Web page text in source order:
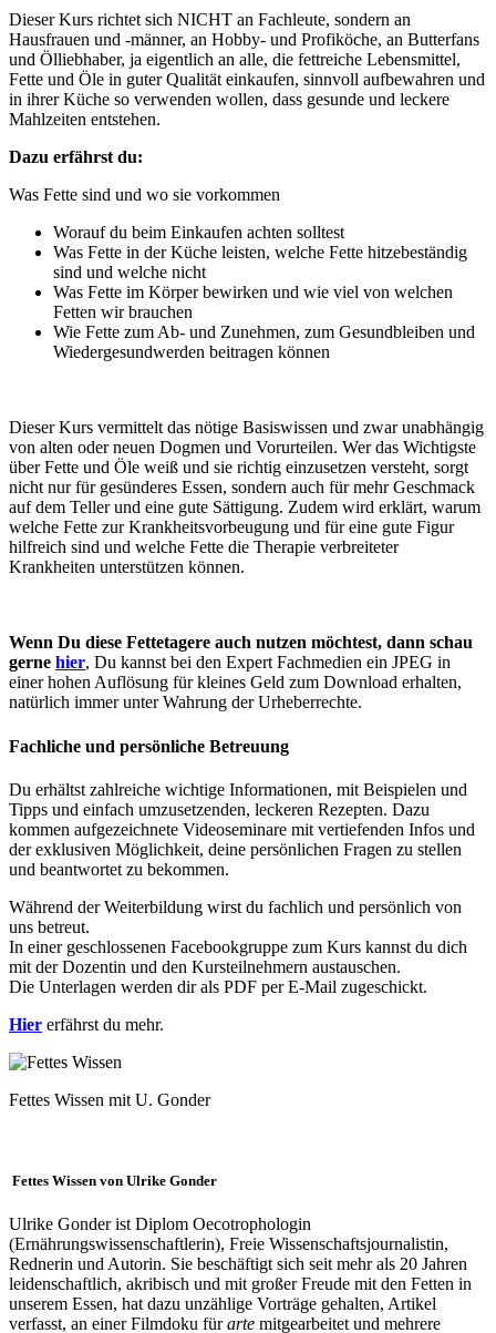
Dieser Kurs richtet sich NICHT an Fachleute, sondern an
Hausfrauen und -männer, an Hobby- und Profiköche, an Butterfans
und Ölliebhaber, ja eigentlich an alle, die fettreiche Lebensmittel,
Fette und Öle in guter Qualität einkaufen, sinnvoll aufbewahren und
in ihrer Küche so verwenden wollen, dass gesunde und leckere
Mahlzeiten entstehen.
Dazu erfährst du:
Was Fette sind und wo sie vorkommen
Worauf du beim Einkaufen achten solltest
Was Fette in der Küche leisten, welche Fette hitzebeständig
sind und welche nicht
Was Fette im Körper bewirken und wie viel von welchen
Fetten wir brauchen
Wie Fette zum Ab- und Zunehmen, zum Gesundbleiben und
Wiedergesundwerden beitragen können
Dieser Kurs vermittelt das nötige Basiswissen und zwar unabhängig
von alten oder neuen Dogmen und Vorurteilen. Wer das Wichtigste
über Fette und Öle weiß und sie richtig einzusetzen versteht, sorgt
nicht nur für gesünderes Essen, sondern auch für mehr Geschmack
auf dem Teller und eine gute Sättigung. Zudem wird erklärt, warum
welche Fette zur Krankheitsvorbeugung und für eine gute Figur
hilfreich sind und welche Fette die Therapie verbreiteter
Krankheiten unterstützen können.
Wenn Du diese Fettetagere auch nutzen möchtest, dann schau
gerne hier, Du kannst bei den Expert Fachmedien ein JPEG in
einer hohen Auflösung für kleines Geld zum Download erhalten,
natürlich immer unter Wahrung der Urheberrechte.
Fachliche und persönliche Betreuung
Du erhältst zahlreiche wichtige Informationen, mit Beispielen und
Tipps und einfach umzusetzenden, leckeren Rezepten. Dazu
kommen aufgezeichnete Videoseminare mit vertiefenden Infos und
der exklusiven Möglichkeit, deine persönlichen Fragen zu stellen
und beantwortet zu bekommen.
Während der Weiterbildung wirst du fachlich und persönlich von
uns betreut.
In einer geschlossenen Facebookgruppe zum Kurs kannst du dich
mit der Dozentin und den Kursteilnehmern austauschen.
Die Unterlagen werden dir als PDF per E‐Mail zugeschickt.
Hier erfährst du mehr.
Fettes Wissen mit U. Gonder
Fettes Wissen von Ulrike Gonder
Ulrike Gonder ist Diplom Oecotrophologin
(Ernährungswissenschaftlerin), Freie Wissenschaftsjournalistin,
Rednerin und Autorin. Sie beschäftigt sich seit mehr als 20 Jahren
leidenschaftlich, akribisch und mit großer Freude mit den Fetten in
unserem Essen, hat dazu unzählige Vorträge gehalten, Artikel
verfasst, an einer Filmdoku fürarte mitgearbeitet und mehrere